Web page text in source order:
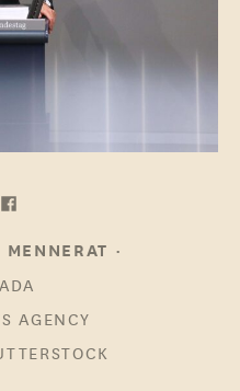
MENNERAT •
AGENCY